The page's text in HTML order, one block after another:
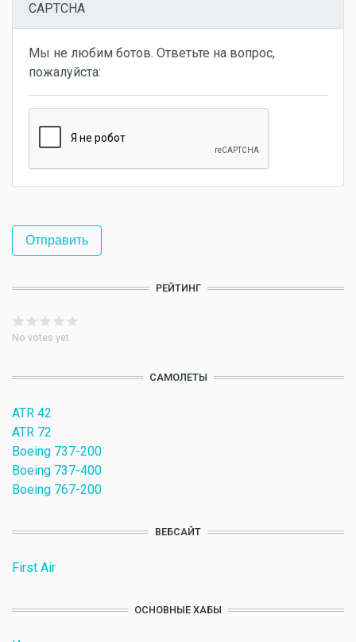
CAPTCHA
Мы не любим ботов. Ответьте на вопрос,
пожалуйста:
РЕЙТИНГ
No votes yet
САМОЛЕТЫ
ATR 42
ATR 72
Boeing 737-200
Boeing 737-400
Boeing 767-200
ВЕБСАЙТ
First Air
ОСНОВНЫЕ ХАБЫ